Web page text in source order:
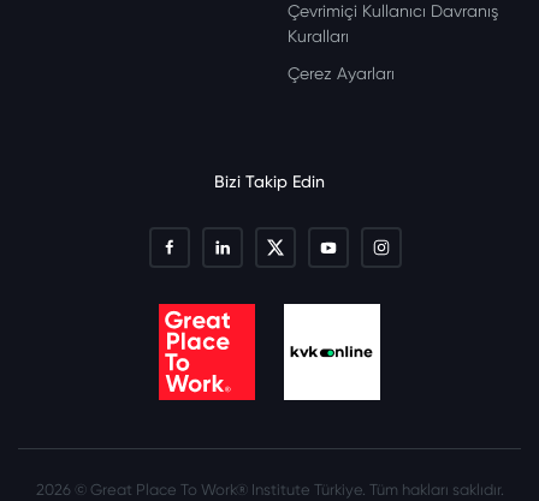
Çevrimiçi Kullanıcı Davranış
Kuralları
Çerez Ayarları
Bizi Takip Edin
2026 © Great Place To Work® Institute Türkiye. Tüm hakları saklıdır.